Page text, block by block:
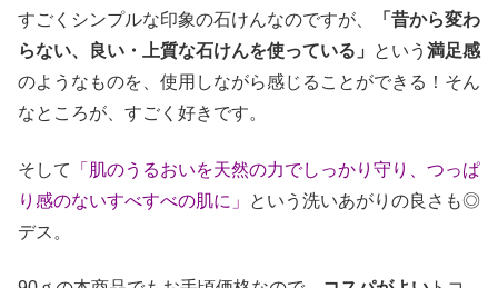
すごくシンプルな印象の石けんなのですが、
「昔から変わ
らない、良い・上質な石けんを使っている」
という 満足感
のようなものを、使用しながら感じることができる！そん
なところが、すごく好きです。
そして
「肌のうるおいを天然の力でしっかり守り、つっぱ
り感のないすべすべの肌に」
という洗いあがりの良さも◎
デス。